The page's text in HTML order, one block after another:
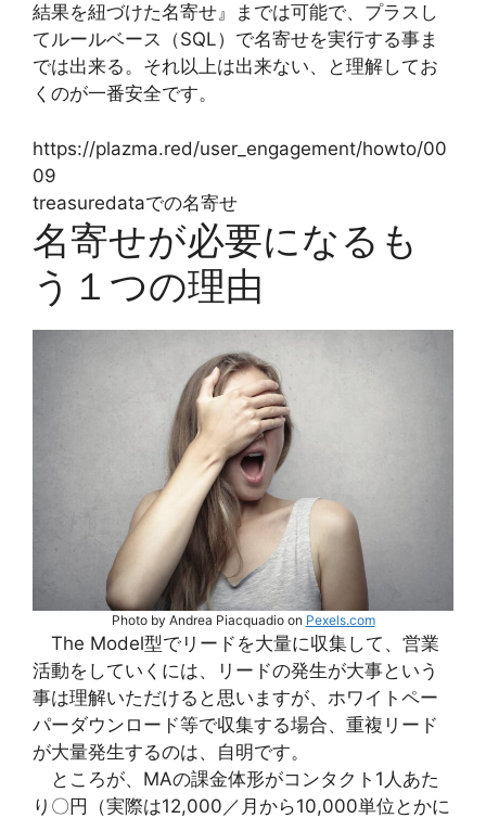
結果を紐づけた名寄せ』までは可能で、プラスし
てルールベース（SQL）で名寄せを実行する事ま
では出来る。それ以上は出来ない、と理解してお
くのが一番安全です。
https://plazma.red/user_engagement/howto/00
09
treasuredataでの名寄せ
名寄せが必要になるも
う１つの理由
Photo by Andrea Piacquadio on Pexels.com
The Model型でリードを大量に収集して、営業
活動をしていくには、リードの発生が大事という
事は理解いただけると思いますが、ホワイトペー
パーダウンロード等で収集する場合、重複リード
が大量発生するのは、自明です。
ところが、MAの課金体形がコンタクト1人あた
り〇円（実際は12,000／月から10,000単位とかに